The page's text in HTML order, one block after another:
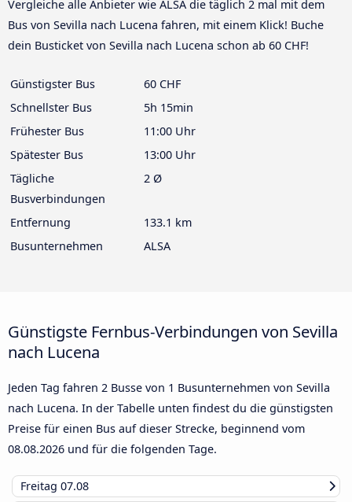
Vergleiche alle Anbieter wie ALSA die täglich 2 mal mit dem
Bus von Sevilla nach Lucena fahren, mit einem Klick! Buche
dein Busticket von Sevilla nach Lucena schon ab 60 CHF!
Günstigster Bus
60 CHF
Schnellster Bus
5h 15min
Frühester Bus
11:00 Uhr
Spätester Bus
13:00 Uhr
Tägliche
Busverbindungen
2 Ø
Entfernung
133.1 km
Busunternehmen
ALSA
Günstigste Fernbus-Verbindungen von Sevilla
nach Lucena
Jeden Tag fahren 2 Busse von 1 Busunternehmen von Sevilla
nach Lucena. In der Tabelle unten findest du die günstigsten
Preise für einen Bus auf dieser Strecke, beginnend vom
08.08.2026 und für die folgenden Tage.
Freitag 07.08